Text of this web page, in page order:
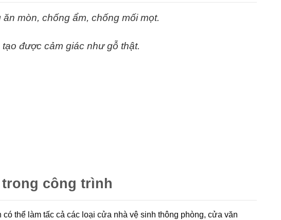
mòn, chống ẩm, chống mối mọt.
được cảm giác như gỗ thật.
trong công trình
thể làm tấc cả các loại cửa nhà vệ sinh thông phòng, cửa văn